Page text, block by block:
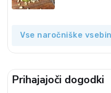
Vse naročniške
Prihajajoči dogodki